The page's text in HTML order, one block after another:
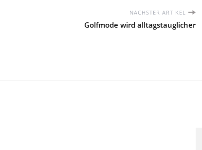
NÄCHSTER ARTIKEL
Golfmode wird alltagstauglicher